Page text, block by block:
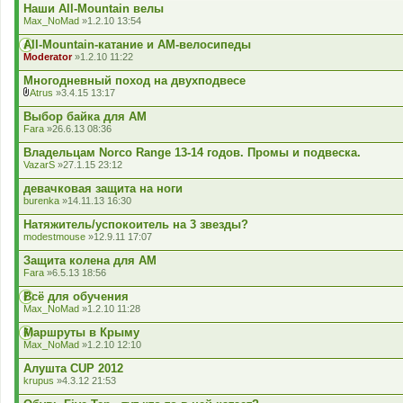
к
л
а
д
е
н
н
я
Наши All-Mountain велы
Max_NoMad »1.2.10 13:54
Аll-Mountain-катание и АМ-велосипеды
Moderator»1.2.10 11:22
Многодневный поход на двухподвесе
к
л
а
д
е
н
н
я
Atrus »3.4.15 13:17
Выбор байка для АМ
Fara »26.6.13 08:36
Владельцам Norco Range 13-14 годов. Промы и подвеска.
VazarS »27.1.15 23:12
девачковая защита на ноги
burenka »14.11.13 16:30
Натяжитель/успокоитель на 3 звезды?
modestmouse »12.9.11 17:07
Защита колена для AM
Fara »6.5.13 18:56
Всё для обучения
Max_NoMad »1.2.10 11:28
Маршруты в Крыму
Max_NoMad »1.2.10 12:10
Алушта CUP 2012
krupus »4.3.12 21:53